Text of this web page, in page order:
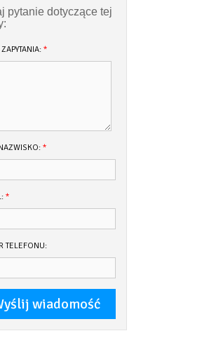
pytanie dotyczące tej
*
*
*
TELEFONU: